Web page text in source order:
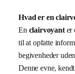
Hvad er en
En clairvoyanter
til at opfatte
begivenheder
Denne evne,